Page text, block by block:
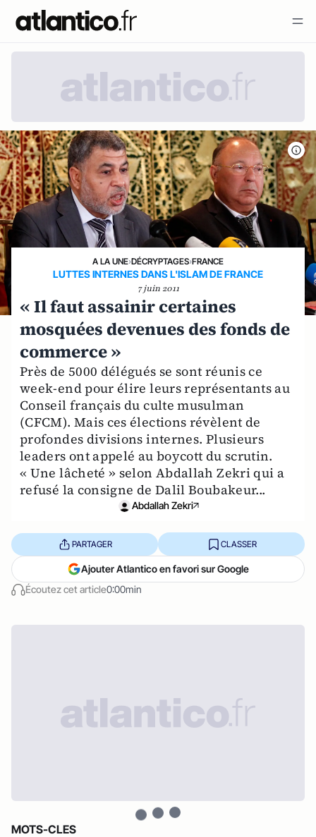
A LA UNE›DÉCRYPTAGES›FRANCE
LUTTES INTERNES DANS L'ISLAM DE FRANCE
7 juin 2011
« Il faut assainir certaines
mosquées devenues des fonds de
commerce »
Près de 5000 délégués se sont réunis ce
week-end pour élire leurs représentants au
Conseil français du culte musulman
(CFCM). Mais ces élections révèlent de
profondes divisions internes. Plusieurs
leaders ont appelé au boycott du scrutin.
« Une lâcheté » selon Abdallah Zekri qui a
refusé la consigne de Dalil Boubakeur...
Abdallah Zekri
Écoutez cet article0:00min
PARTAGER CLASSER
Ajouter Atlantico en favori sur Google
MOTS-CLES